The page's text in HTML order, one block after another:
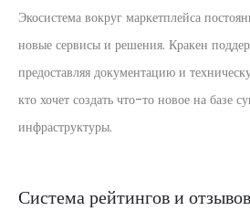
Экосистема вокруг маркетплейса
новые сервисы и решения. Кракен
предоставляя документацию и
кто хочет создать что-то новое на базе
инфраструктуры.
Система рейтингов и